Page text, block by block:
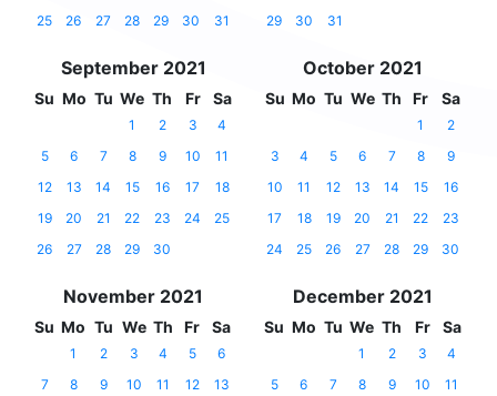
25
26 27 28 29 30 31
29
30 31
September 2021
Su Mo Tu We Th Fr Sa
1 2 3
4
5
6 7 8 9 10
11
12
13 14 15 16 17
18
19
20 21 22 23 24
25
26
27 28 29 30
October 2021
Su Mo Tu We Th Fr Sa
1
2
3
4 5 6 7 8
9
10
11 12 13 14 15
16
17
18 19 20 21 22
23
24
25 26 27 28 29 30
November 2021
Su Mo Tu We Th Fr Sa
1 2 3 4 5
6
7
8 9 10 11 12
13
December 2021
Su Mo Tu We Th Fr Sa
1 2 3
4
5
6 7 8 9 10
11